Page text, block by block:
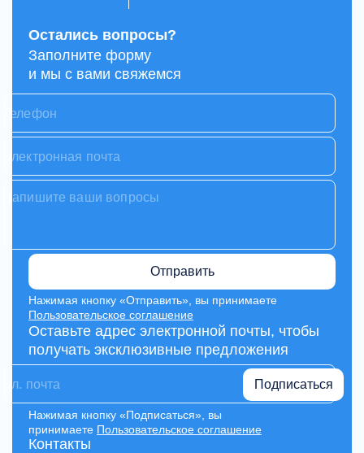
Контакты
Остались вопросы?
Заполните форму
и мы с вами свяжемся
Отправить
Нажимая кнопку «Отправить», вы принимаете
Пользовательское соглашение
Оставьте адрес электронной почты, чтобы
получать эксклюзивные предложения
Подписаться
Нажимая кнопку «Подписаться», вы
принимаете Пользовательское соглашение